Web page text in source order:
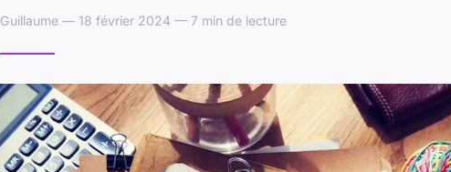
Guillaume — 18 février 2024 — 7 min de lecture